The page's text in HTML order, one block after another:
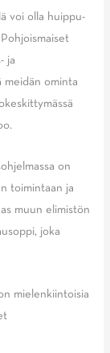
voi olla huippu-
ja
meidän ominta
on
toimintaan ja
muun elimistön
joka
mielenkiintoisia